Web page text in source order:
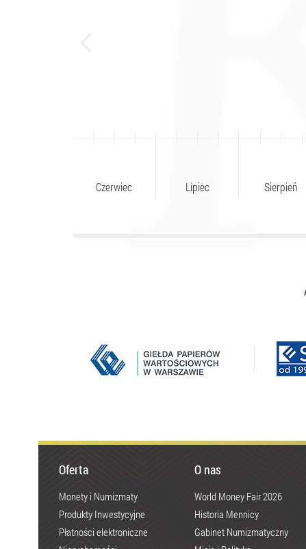
Czerwiec Lipiec Sierpień
Oferta
Monety i Numizmaty
Produkty Inwestycyjne
Płatności elektroniczne
O nas
World Money Fair 2026
Historia Mennicy
Gabinet Numizmatyczny